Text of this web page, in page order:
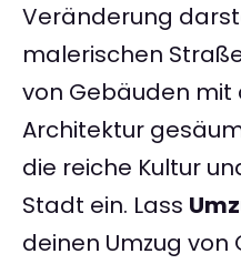
Veränderung
malerischen
von Gebäuden
Architektur
die reiche Kultur
Stadt ein. Lass
deinen Umzug